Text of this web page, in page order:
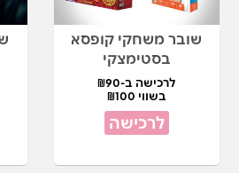
שובר משחקי קופסא
בסטימצקי
לרכישה ב-₪90
בשווי ₪100
לרכישה